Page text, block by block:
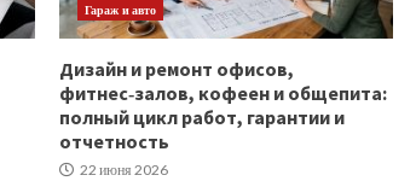
Гараж и авто
Дизайн и ремонт офисов,
фитнес‑залов, кофеен и общепита:
полный цикл работ, гарантии и
отчетность
22 июня 2026